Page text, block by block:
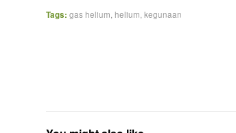
Tags: gas helium, helium,kegunaan